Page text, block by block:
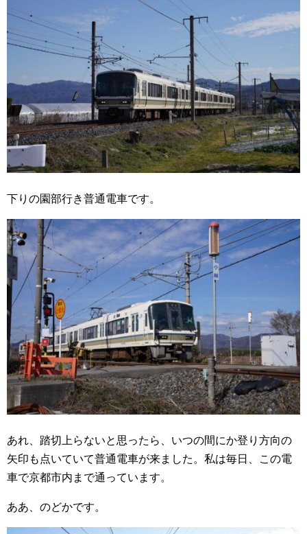
下りの園部行き普通電車です。
あれ、踏切上らないと思ったら、いつの間にか登り方向の
矢印も点いていて普通電車が来ました。私は毎日、この電
車で京都市内まで通っています。
ああ、のどかです。